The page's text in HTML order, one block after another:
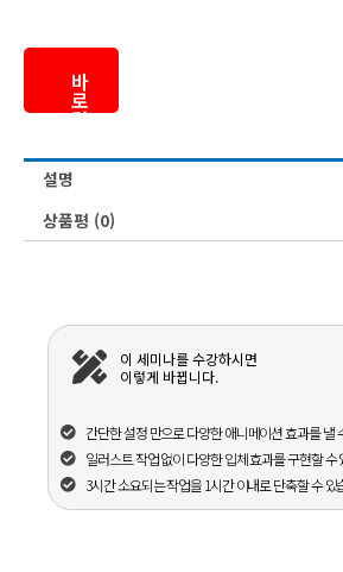
설명
상품평 (0)
이 세미나를 수강하시면
이렇게 바뀝니다.
간단한 설정 만으로 다양한 애니메이션 효과를 낼
일러스트 작업 없이 다양한 입체 효과를 구현할 수
3시간 소요되는 작업을 1시간 이내로 단축할 수 있
바
로
결